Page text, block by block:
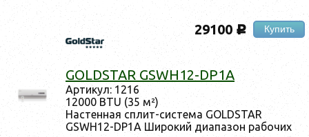
29100 c Купить
GOLDSTAR GSWH12-DP1A
Ар­ти­кул: 1216
12000 BTU (35 м²)
Нас­тенная сплит-сис­те­ма GOLDSTAR
GSWH12-DP1A Ши­рокий ди­апа­зон ра­бочих